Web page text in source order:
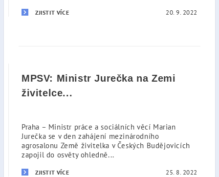
ZJISTIT VÍCE 20. 9. 2022
MPSV: Ministr Jurečka na Zemi
živitelce...
Praha – Ministr práce a sociálních věcí Marian
Jurečka se v den zahájení mezinárodního
agrosalonu Země živitelka v Českých Budějovicích
zapojil do osvěty ohledně...
ZJISTIT VÍCE 25. 8. 2022